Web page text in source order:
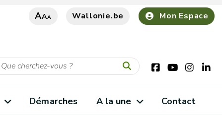
AAA Wallonie.be Mon Espace
Démarches A la une Contact